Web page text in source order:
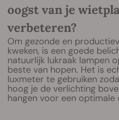
oogst van je
verbeteren?
Om gezonde en
kweken, is een goede
natuurlijk lukraak lampen
beste van hopen. Het is
luxmeter te gebruiken
hoog je de verlichting
hangen voor een optimale